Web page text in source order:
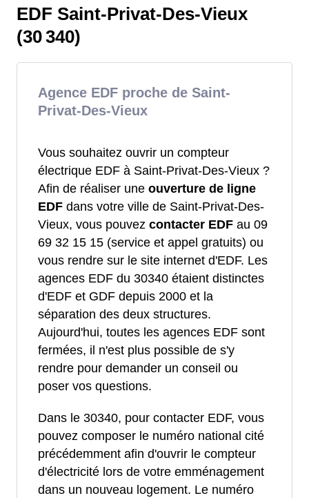
EDF Saint-Privat-Des-Vieux
(30 340)
Agence EDF proche de Saint-
Privat-Des-Vieux
Vous souhaitez ouvrir un compteur
électrique EDF à Saint-Privat-Des-Vieux ?
Afin de réaliser une ouverture de ligne
EDF dans votre ville de Saint-Privat-Des-
Vieux, vous pouvez contacter EDF au 09
69 32 15 15 (service et appel gratuits) ou
vous rendre sur le site internet d'EDF. Les
agences EDF du 30340 étaient distinctes
d'EDF et GDF depuis 2000 et la
séparation des deux structures.
Aujourd'hui, toutes les agences EDF sont
fermées, il n'est plus possible de s'y
rendre pour demander un conseil ou
poser vos questions.
Dans le 30340, pour contacter EDF, vous
pouvez composer le numéro national cité
précédemment afin d'ouvrir le compteur
d'électricité lors de votre emménagement
dans un nouveau logement. Le numéro